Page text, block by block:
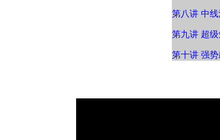
第八讲 中
第九讲 超
第十讲 强